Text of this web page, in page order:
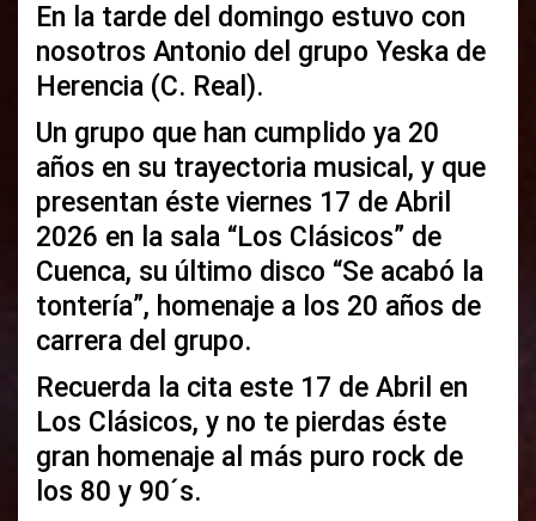
En la tarde del domingo estuvo con
nosotros Antonio del grupo Yeska de
Herencia (C. Real).
Un grupo que han cumplido ya 20
años en su trayectoria musical, y que
presentan éste viernes 17 de Abril
2026 en la sala “Los Clásicos” de
Cuenca, su último disco “Se acabó la
tontería”, homenaje a los 20 años de
carrera del grupo.
Recuerda la cita este 17 de Abril en
Los Clásicos, y no te pierdas éste
gran homenaje al más puro rock de
los 80 y 90´s.